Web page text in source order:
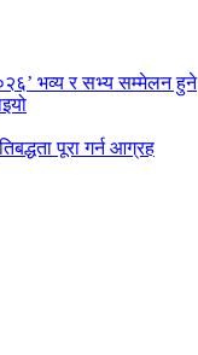
भव्य र सभ्य सम्मेलन हुने
पूरा गर्न आग्रह